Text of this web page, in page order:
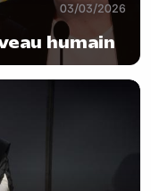
03/03/2026
humain